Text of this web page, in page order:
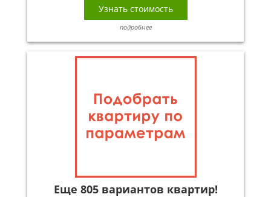
Узнать стоимость
подробнее
Еще 805 вариантов квартир!